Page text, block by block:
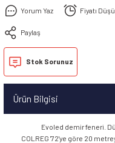
Yorum Yaz Fiyatı
Paylaş
Stok Sorunuz
Ürün Bilgisi
Evoled demir feneri.
COLREG '72'ye göre 20